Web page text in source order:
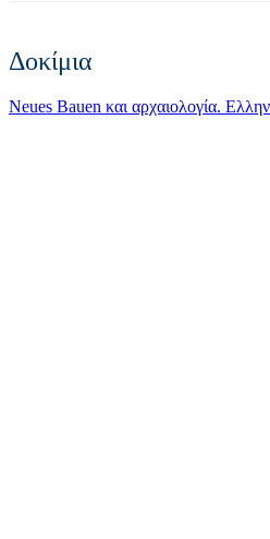
Δοκίμια
Neues Bauen και αρχαιολογία.